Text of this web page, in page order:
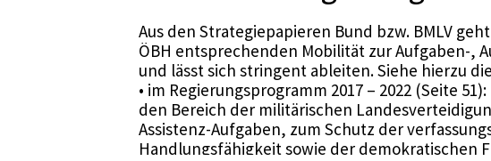
Aus den Strategiepapieren Bund bzw. BMLV
ÖBH entsprechenden Mobilität zur Aufgaben-,
und lässt sich stringent ableiten. Siehe hierzu
• im Regierungsprogramm 2017 – 2022 (Seite
den Bereich der militärischen
Assistenz-Aufgaben, zum Schutz der
Handlungsfähigkeit sowie der demokratischen